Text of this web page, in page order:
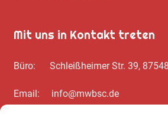
Mit uns in Kontakt treten
Büro: Schleißheimer Str. 39,
Email: info@mwbsc.de